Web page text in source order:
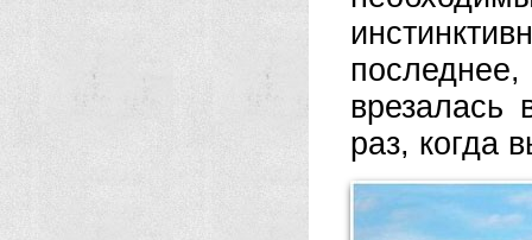
раз, когда